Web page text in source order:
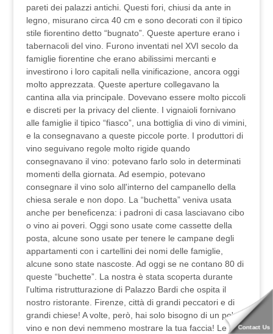
pareti dei palazzi antichi. Questi fori, chiusi da ante in
legno, misurano circa 40 cm e sono decorati con il tipico
stile fiorentino detto “bugnato”. Queste aperture erano i
tabernacoli del vino. Furono inventati nel XVI secolo da
famiglie fiorentine che erano abilissimi mercanti e
investirono i loro capitali nella vinificazione, ancora oggi
molto apprezzata. Queste aperture collegavano la
cantina alla via principale. Dovevano essere molto piccoli
e discreti per la privacy del cliente. I vignaioli fornivano
alle famiglie il tipico “fiasco”, una bottiglia di vino di vimini,
e la consegnavano a queste piccole porte. I produttori di
vino seguivano regole molto rigide quando
consegnavano il vino: potevano farlo solo in determinati
momenti della giornata. Ad esempio, potevano
consegnare il vino solo all'interno del campanello della
chiesa serale e non dopo. La “buchetta” veniva usata
anche per beneficenza: i padroni di casa lasciavano cibo
o vino ai poveri. Oggi sono usate come cassette della
posta, alcune sono usate per tenere le campane degli
appartamenti con i cartellini dei nomi delle famiglie,
alcune sono state nascoste. Ad oggi se ne contano 80 di
queste “buchette”. La nostra è stata scoperta durante
l'ultima ristrutturazione di Palazzo Bardi che ospita il
nostro ristorante. Firenze, città di grandi peccatori e di
grandi chiese! A volte, però, hai solo bisogno di un po' di
vino e non devi nemmeno mostrare la tua faccia! Le
Contact Us